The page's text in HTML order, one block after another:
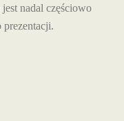
nadal częściowo
prezentacji.